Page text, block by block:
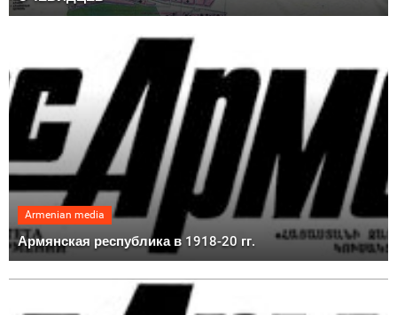
Armenian media
Армянская республика в 1918-20 гг.